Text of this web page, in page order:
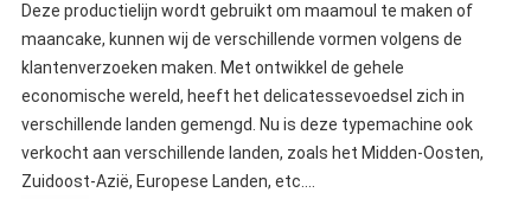
Deze productielijn wordt gebruikt om maamoul te maken of
maancake, kunnen wij de verschillende vormen volgens de
klantenverzoeken maken. Met ontwikkel de gehele
economische wereld, heeft het delicatessevoedsel zich in
verschillende landen gemengd. Nu is deze typemachine ook
verkocht aan verschillende landen, zoals het Midden-Oosten,
Zuidoost-Azië, Europese Landen, etc….